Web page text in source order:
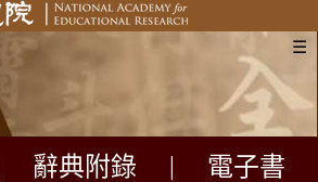
☰
辭典附錄
電子書